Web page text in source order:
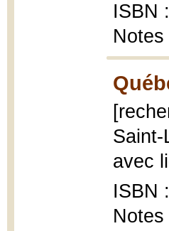
ISBN
avec
ISBN